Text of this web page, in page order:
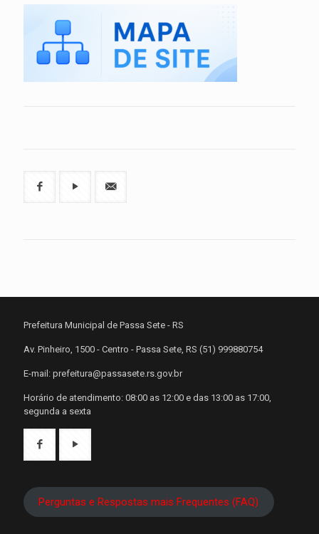
Prefeitura Municipal de Passa Sete - RS
Av. Pinheiro, 1500 - Centro - Passa Sete, RS (51) 999880754
E-mail: prefeitura@passasete.rs.gov.br
Horário de atendimento: 08:00 as 12:00 e das 13:00 as 17:00,
segunda a sexta
Perguntas e Respostas mais Frequentes (FAQ)